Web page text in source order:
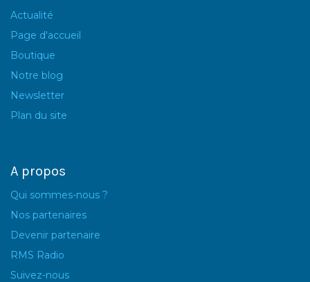
Actualité
Page d'accueil
Boutique
Notre blog
Newsletter
Plan du site
A propos
Qui sommes-nous ?
Nos partenaires
Devenir partenaire
RMS Radio
Suivez-nous